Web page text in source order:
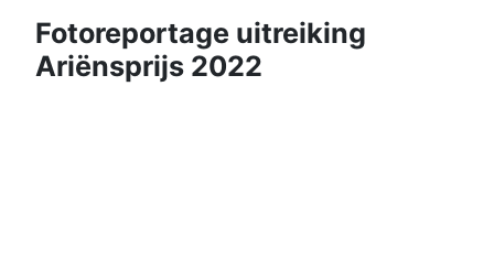
Fotoreportage uitreiking
Ariënsprijs 2022